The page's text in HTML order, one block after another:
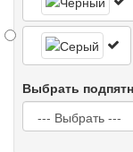
Выбрать